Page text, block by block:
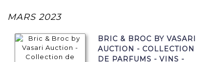
MARS 2023
BRIC & BROC BY VASARI
AUCTION - COLLECTION
DE PARFUMS - VINS -